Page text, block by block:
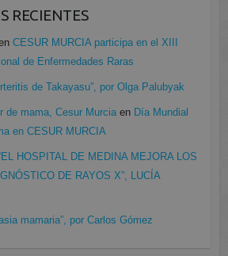
RECIENTES
CESUR MURCIA participa en el XIII
de Enfermedades Raras
de Takayasu”, por Olga Palubyak
de mama, Cesur Murciaen Día Mundial
en CESUR MURCIA
HOSPITAL DE MEDINA MEJORA LOS
DE RAYOS X”, LUCÍA
mamaria”, por Carlos Gómez